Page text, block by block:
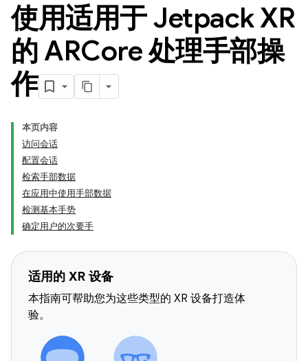
使用适用于 Jetpack XR
的 ARCore 处理手部操
作
本页内容
访问会话
配置会话
检索手部数据
在应用中使用手部数据
检测基本手势
确定用户的次要手
适用的 XR 设备
本指南可帮助您为这些类型的 XR 设备打造体
验。